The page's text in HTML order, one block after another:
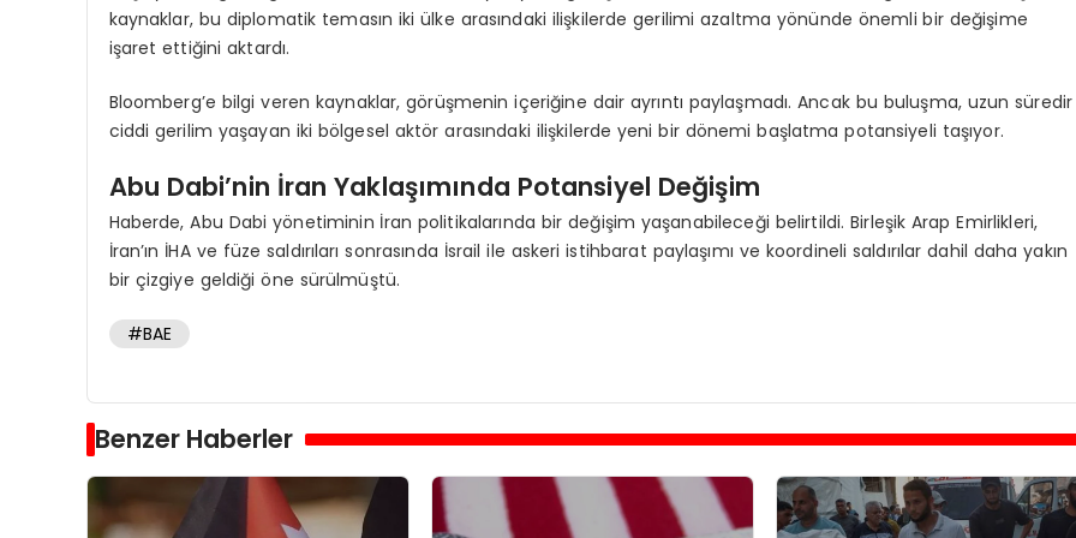
kaynaklar, bu diplomatik temasın iki ülke arasındaki ilişkilerde gerilimi azaltma yönünde önemli bir değişime
işaret ettiğini aktardı.
Bloomberg’e bilgi veren kaynaklar, görüşmenin içeriğine dair ayrıntı paylaşmadı. Ancak bu buluşma, uzun süredir
ciddi gerilim yaşayan iki bölgesel aktör arasındaki ilişkilerde yeni bir dönemi başlatma potansiyeli taşıyor.
Abu Dabi’nin İran Yaklaşımında Potansiyel Değişim
Haberde, Abu Dabi yönetiminin İran politikalarında bir değişim yaşanabileceği belirtildi. Birleşik Arap Emirlikleri,
İran’ın İHA ve füze saldırıları sonrasında İsrail ile askeri istihbarat paylaşımı ve koordineli saldırılar dahil daha yakın
bir çizgiye geldiği öne sürülmüştü.
#BAE
Benzer Haberler